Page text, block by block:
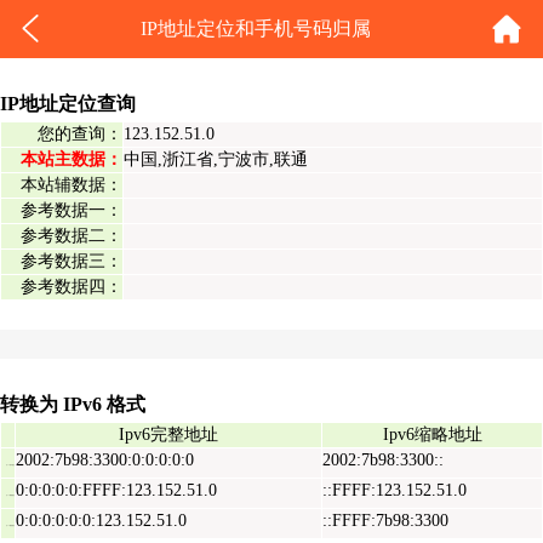
IP地址定位和手机号码归属
IP地址定位查询
您的查询： 123.152.51.0
本站主数据： 中国,浙江省,宁波市,联通
本站辅数据：
参考数据一：
参考数据二：
参考数据三：
参考数据四：
转换为 IPv6 格式
Ipv6完整地址 Ipv6缩略地址
2002:7b98:3300:0:0:0:0:0 2002:7b98:3300::
0:0:0:0:0:FFFF:123.152.51.0 ::FFFF:123.152.51.0
0:0:0:0:0:0:123.152.51.0 ::FFFF:7b98:3300